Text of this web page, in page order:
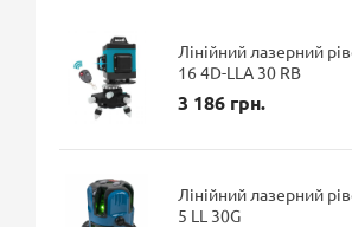
Лінійний лазерний
16 4D-LLA 30 RB
3 186 грн.
Лінійний лазерний
5 LL 30G